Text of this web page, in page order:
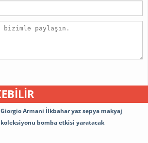
Giorgio Armani İlkbahar yaz sepya makyaj
koleksiyonu bomba etkisi yaratacak